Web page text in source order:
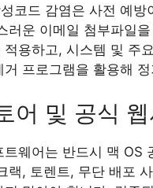
코드 감염은 사전 예
러운 이메일 첨부파일
적용하고, 시스템 및 주
거 프로그램을 활용해
어 및 공식
트웨어는 반드시 맥 OS
랙, 토렌트, 무단 배포